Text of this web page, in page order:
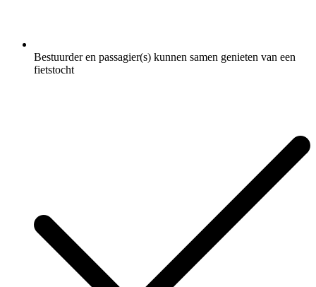
Bestuurder en passagier(s) kunnen samen genieten van een
fietstocht